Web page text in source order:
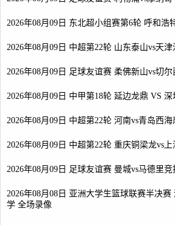
2026年08月09日 东北超小组赛第6轮 呼和浩
2026年08月09日 中超第22轮 山东泰山vs天
2026年08月09日 足球友谊赛 柔佛新山vs切
2026年08月09日 中甲第18轮 延边龙鼎 VS
2026年08月09日 中超第22轮 河南vs青岛西
2026年08月09日 中超第22轮 重庆铜梁龙vs
2026年08月09日 足球友谊赛 曼城vs马德里
2026年08月08日 亚洲大学生篮球联赛半决
学 全场录像